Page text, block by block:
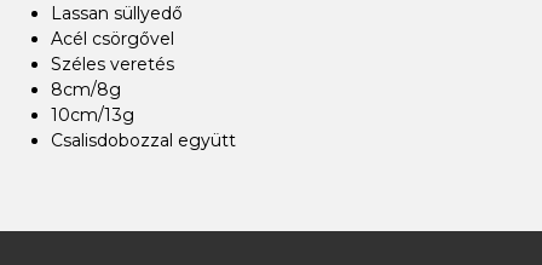
Lassan süllyedő
Acél csörgővel
Széles veretés
8cm/8g
10cm/13g
Csalisdobozzal együtt